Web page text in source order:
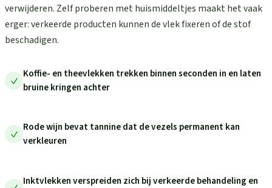
verwijderen. Zelf proberen met huismiddeltjes maakt het vaak
erger: verkeerde producten kunnen de vlek fixeren of de stof
beschadigen.
Koffie- en theevlekken trekken binnen seconden in en laten
bruine kringen achter
Rode wijn bevat tannine dat de vezels permanent kan
verkleuren
Inktvlekken verspreiden zich bij verkeerde behandeling en